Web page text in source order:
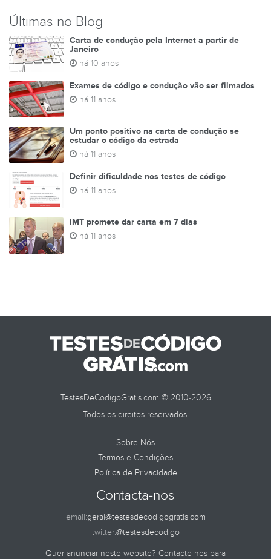
Últimas no Blog
Carta de condução pela Internet a partir de
Janeiro
há 10 anos
Exames de código e condução vão ser filmados
há 11 anos
Um ponto positivo na carta de condução se
estudar o código da estrada
há 11 anos
Definir dificuldade nos testes de código
há 11 anos
IMT promete dar carta em 7 dias
há 11 anos
TestesDeCodigoGratis.com © 2010-2026
Todos os direitos reservados.
Sobre Nós
Termos e Condições
Política de Privacidade
Contacta-nos
email:geral@testesdecodigogratis.com
twitter:@testesdecodigo
Quer anunciar neste website? Contacte-nos para